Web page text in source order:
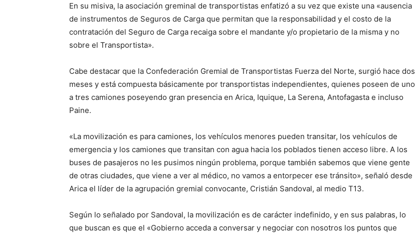
En su misiva, la asociación greminal de transportistas enfatizó a su vez que existe una «ausencia
de instrumentos de Seguros de Carga que permitan que la responsabilidad y el costo de la
contratación del Seguro de Carga recaiga sobre el mandante y/o propietario de la misma y no
sobre el Transportista».
Cabe destacar que la Confederación Gremial de Transportistas Fuerza del Norte, surgió hace dos
meses y está compuesta básicamente por transportistas independientes, quienes poseen de uno
a tres camiones poseyendo gran presencia en Arica, Iquique, La Serena, Antofagasta e incluso
Paine.
«La movilización es para camiones, los vehículos menores pueden transitar, los vehículos de
emergencia y los camiones que transitan con agua hacia los poblados tienen acceso libre. A los
buses de pasajeros no les pusimos ningún problema, porque también sabemos que viene gente
de otras ciudades, que viene a ver al médico, no vamos a entorpecer ese tránsito», señaló desde
Arica el líder de la agrupación gremial convocante, Cristián Sandoval, al medio T13.
Según lo señalado por Sandoval, la movilización es de carácter indefinido, y en sus palabras, lo
que buscan es que el «Gobierno acceda a conversar y negociar con nosotros los puntos que